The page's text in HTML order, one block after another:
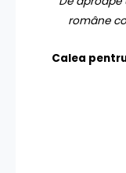
române
Calea